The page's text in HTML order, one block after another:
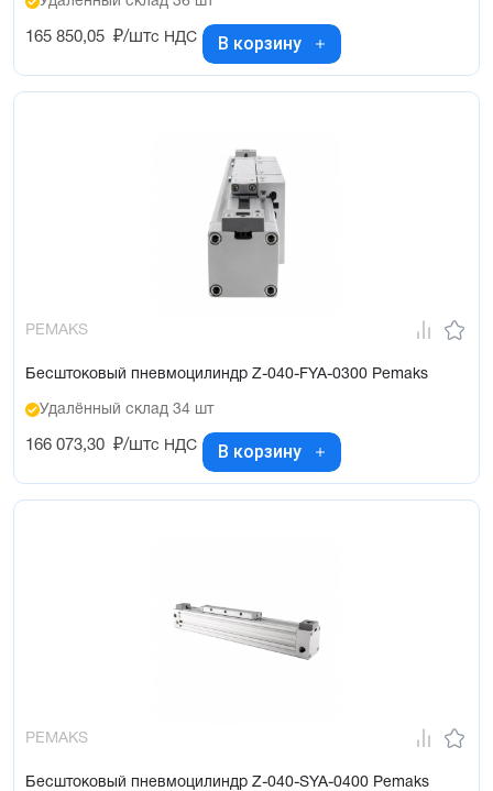
165 850,05 ₽/штс НДС В корзину
PEMAKS
Бесштоковый пневмоцилиндр Z-040-FYA-0300 Pemaks
Удалённый склад 34 шт
166 073,30 ₽/штс НДС В корзину
PEMAKS
Бесштоковый пневмоцилиндр Z-040-SYA-0400 Pemaks